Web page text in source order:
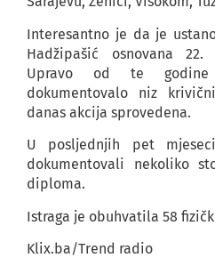
Interesantno je da je
Hadžipašić osnovana
Upravo od te godine
dokumentovalo niz
danas akcija sprovedena.
U posljednjih pet
dokumentovali nekoliko
diploma.
Istraga je obuhvatila 58
Klix.ba/Trend radio